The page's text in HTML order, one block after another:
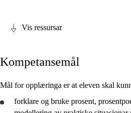
Kjerneelement
Tverrfaglege tema
Grunnleggjande ferdigheiter
Vis ressursar
Kompetansemål
Mål for opplæringa er at eleven skal
forklare og bruke prosent,